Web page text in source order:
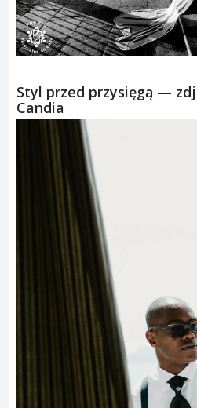
Styl przed przysięgą —
Candia